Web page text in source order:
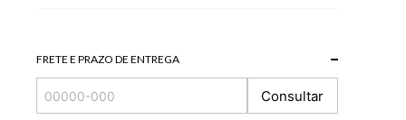
100% VISCOSE+100 % POLIESTER
FRETE E PRAZO DE ENTREGA
Consultar